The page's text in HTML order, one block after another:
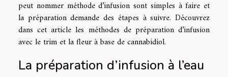
peut nommer méthode d’infusion sont simples à faire et
la préparation demande des étapes à suivre. Découvrez
dans cet article les méthodes de préparation d’infusion
avec le trim et la fleur à base de cannabidiol.
La préparation d’infusion à l’eau